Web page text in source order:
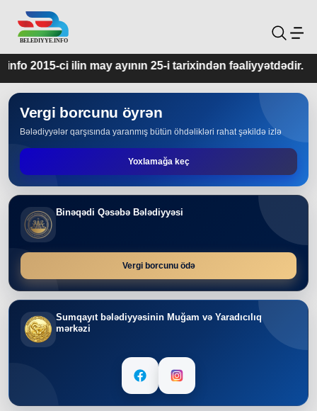
25-i tarixindən fəaliyyətdədir.
Vergi borcunu öyrən
Bələdiyyələr qarşısında yaranmış bütün öhdəlikləri rahat şəkildə izlə
Yoxlamağa keç
Binəqədi Qəsəbə Bələdiyyəsi
Vergi borcunu ödə
Sumqayıt bələdiyyəsinin Muğam və Yaradıcılıq
mərkəzi